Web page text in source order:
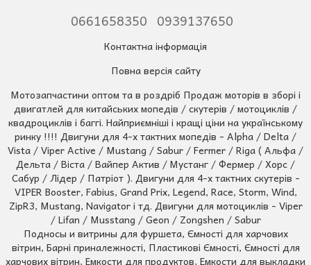
0661658350 0939137650
Контактна інформація
Повна версія сайту
Мотозапчастини оптом та в роздріб Продаж моторів в зборі і
двигатлей для китайських мопедів / скутерів / мотоциклів /
квадроциклів і баггі. Найприємніші і кращі ціни на українському
ринку !!!! Двигуни для 4-х тактних мопедів - Alpha / Delta /
Vista / Viper Active / Mustang / Sabur / Fermer / Riga ( Альфа /
Дельта / Віста / Вайпер Актив / Мустанг / Фермер / Хорс /
Сабур / Лідер / Патріот ). Двигуни для 4-х тактних скутерів -
VIPER Booster, Fabius, Grand Prix, Legend, Race, Storm, Wind,
ZipR3, Mustang, Navigator і тд. Двигуни для мотоциклів - Viper
/ Lifan / Musstang / Geon / Zongshen / Sabur
Подносы и витрины для фуршета, Ємності для харчових
вітрин, Барні приналежності, Пластикові Ємності, Ємності для
харчових вітрин, Емкости для продуктов, Емкости для выкладки